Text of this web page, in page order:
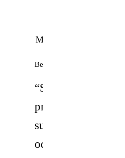
“Svi
proizvodi
su
odlični,
Marija
Beograd